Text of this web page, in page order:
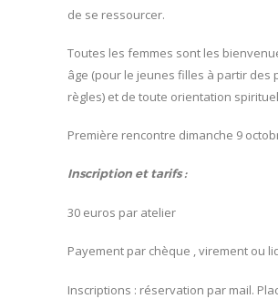
de se ressourcer.
Toutes les femmes sont les
âge (pour le jeunes filles à partir des
règles) et de toute orientation
Première rencontre dimanche 9
Inscription et tarifs :
30 euros par atelier
Payement par chèque , virement ou
Inscriptions : réservation par mail.